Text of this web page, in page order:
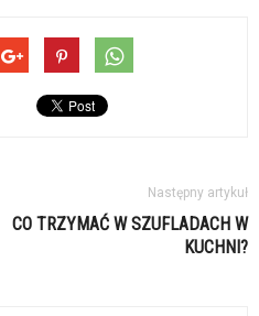
Następny artykuł
CO TRZYMAĆ W SZUFLADACH W
KUCHNI?